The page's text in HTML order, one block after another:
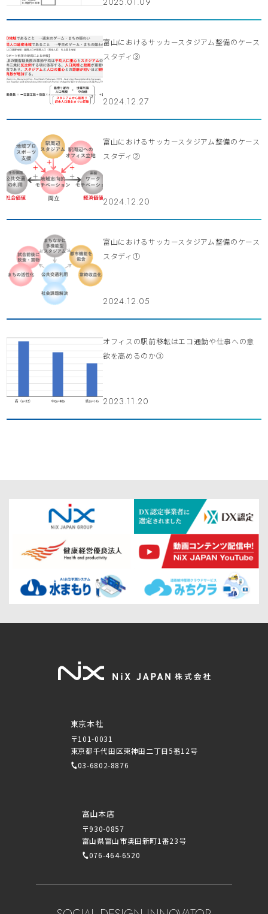
富山におけるサッカースタジアム整備のケース
スタディ③
2024.12.27
富山におけるサッカースタジアム整備のケース
スタディ②
2024.12.20
富山におけるサッカースタジアム整備のケース
スタディ①
2024.12.05
オフィスの駅前移転はエコ通勤や仕事への意
欲を高めるのか③
2023.11.20
東京本社
〒101-0031
東京都千代田区東神田二丁目5番12号
03-6802-8876
富山本店
〒930-0857
富山県富山市奥田新町1番23号
076-464-6520